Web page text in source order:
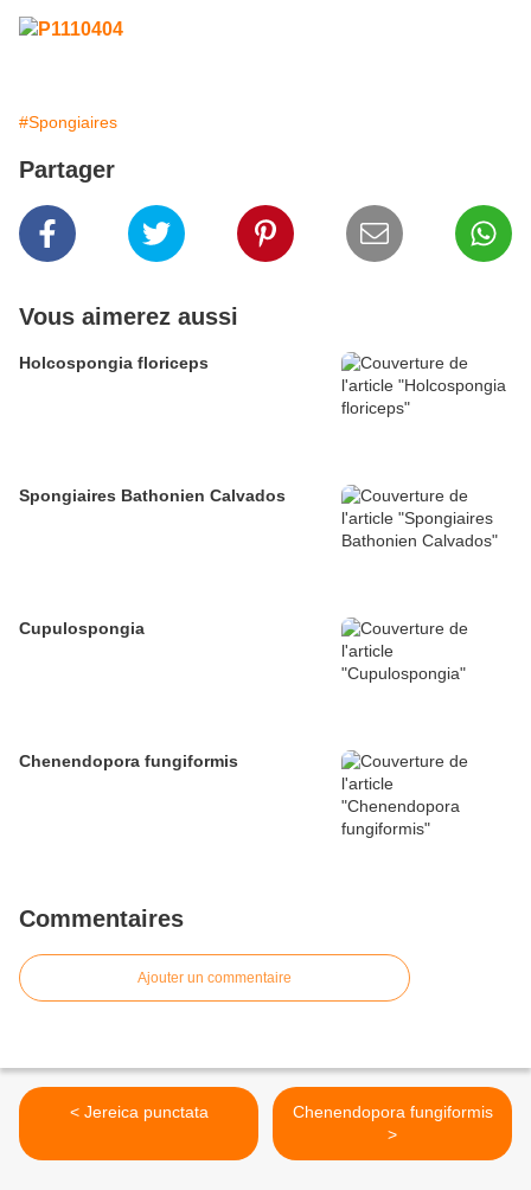
#Spongiaires
Partager
Vous aimerez aussi
Holcospongia floriceps
Spongiaires Bathonien Calvados
Cupulospongia
Chenendopora fungiformis
Commentaires
Ajouter un commentaire
< Jereica punctata
Chenendopora fungiformis
>